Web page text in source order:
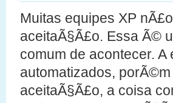
Muitas equipes XP
aceitaÃ§Ã£o. Essa Ã©
comum de acontecer.
automatizados,
aceitaÃ§Ã£o, a coisa